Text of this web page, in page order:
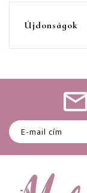
Újdonságok